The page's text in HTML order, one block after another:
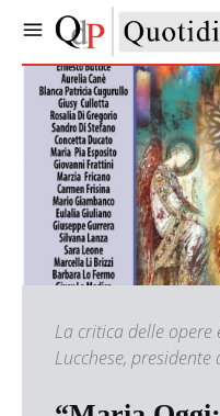
La critica delle
Lucchese,